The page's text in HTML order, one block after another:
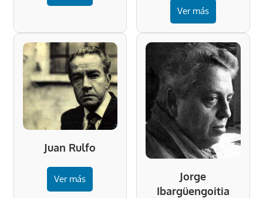
Ver más
Juan Rulfo
Ver más
Jorge
Ibargüengoitia